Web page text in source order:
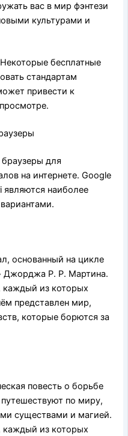
вас в мир фэнтези
культурами и
бесплатные
стандартам
привести к
для
на интернете. Google
являются наиболее
основанный на цикле
Джорджа Р. Р. Мартина.
каждый из которых
представлен мир,
которые борются за
повесть о борьбе
по миру,
существами и магией.
каждый из которых